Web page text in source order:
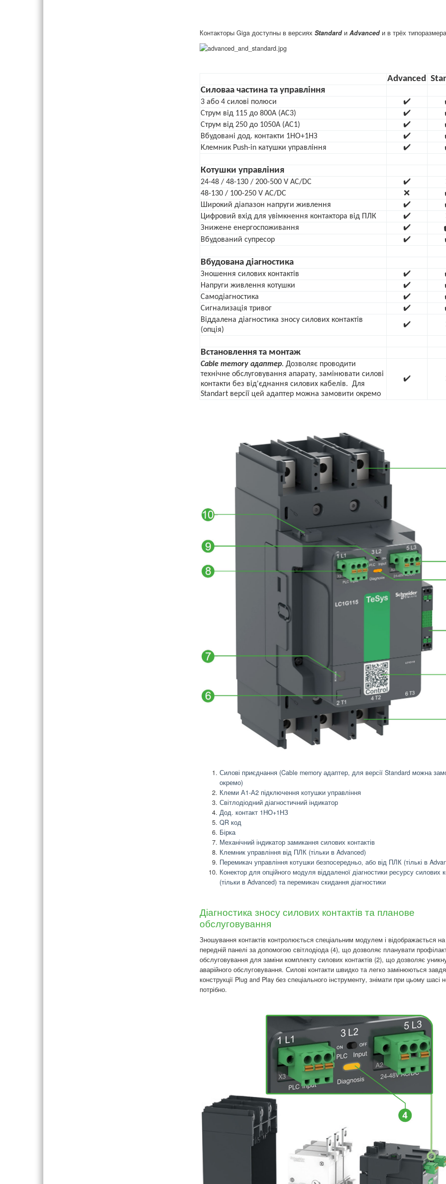
Контакторы Giga доступны в версиях Standardи Advancedи в трёх
Advanced
Силоваа частина та управління
3 або 4 силові полюси ✔️
Струм від 115 до 800А (АС3)
✔️
Струм від 250 до 1050А (АС1)
✔️
Вбудовані дод. контакти 1НО+1НЗ
✔️
Клемник Push-in катушки управління
✔️
Котушки управліния
24-48 / 48-130 / 200-500 V AC/DC ✔️
48-130 / 100-250 V AC/DC
❌
Широкий діапазон напруги живлення
✔️
Цифровий вхід для увімкнення контактора від ПЛК
✔️
Знижене енергоспоживання
✔️
Вбудований супресор ✔️
Вбудована діагностика
Зношення силових контактів ✔️
Напруги живлення котушки
✔️
Самодіагностика
✔️
Сигнализація тривог
✔️
Віддалена діагностика зносу силових контактів
(опція)
✔️
Встановлення та монтаж
Cable memory адаптер. Дозволяє проводити
технічне обслуговування апарату, замінювати силові
контакти без від'єднання силових кабелів. Для
Standart версії цей адаптер можна замовити окремо
✔️
Силові приєднання (Cable memory адаптер, для версії Standard можна
окремо)
Клеми А1-А2 підключення котушки управління
Світлодіодний діагностичний індикатор
Дод. контакт 1НО+1НЗ
QR код
Бірка
Механічний індикатор замикання силових контактів
Клемник управління від ПЛК (тільки в Advanced)
Перемикач управління котушки безпосередньо, або від ПЛК (тількі в
Конектор для опційного модуля віддаленої діагностики ресурсу силових
(тільки в Advanced) та перемикач скидання діагностики
Діагностика зносу силових контактів та планове
обслуговування
Зношування контактів контролюється спеціальним модулем і відображається на
передній панелі за допомогою світлодіода (4), що дозволяє планувати
обслуговування для заміни комплекту силових контактів (2), що дозволяє
аварійного обслуговування. Силові контакти швидко та легко замінюються
конструкції Plug and Play без спеціального інструменту, знімати при цьому шасі
потрібно.